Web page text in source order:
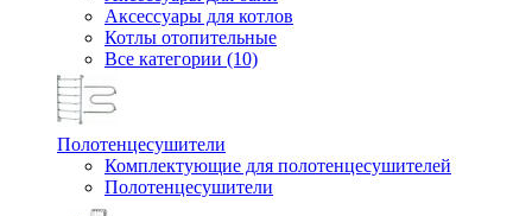
Аксессуары для котлов
Котлы отопительные
Все категории (10)
Полотенцесушители
Комплектующие для полотенцесушителей
Полотенцесушители